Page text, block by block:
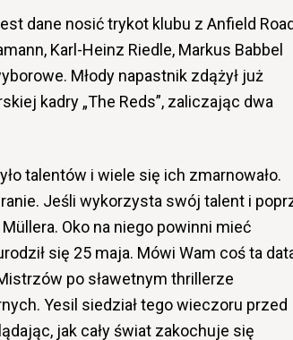
dane nosić trykot klubu z Anfield
Karl-Heinz Riedle, Markus Babbel
Młody napastnik zdążył już
kadry „The Reds”, zaliczając dwa
talentów i wiele się ich zmarnowało.
Jeśli wykorzysta swój talent i
Oko na niego powinni mieć
się 25 maja. Mówi Wam coś ta
po sławetnym thrillerze
Yesil siedział tego wieczoru przed
jak cały świat zakochuje się